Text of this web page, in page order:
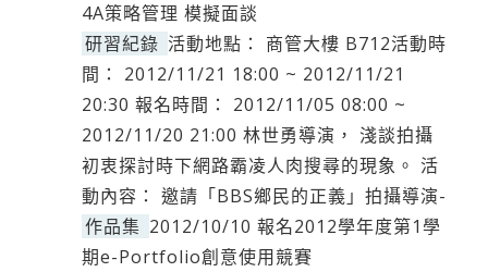
4A策略管理 模擬面談
研習紀錄 活動地點： 商管大樓 B712活動時
間： 2012/11/21 18:00 ~ 2012/11/21
20:30 報名時間： 2012/11/05 08:00 ~
2012/11/20 21:00 林世勇導演， 淺談拍攝
初衷探討時下網路霸凌人肉搜尋的現象。 活
動內容： 邀請「BBS鄉民的正義」拍攝導演-
作品集 2012/10/10 報名2012學年度第1學
期e-Portfolio創意使用競賽